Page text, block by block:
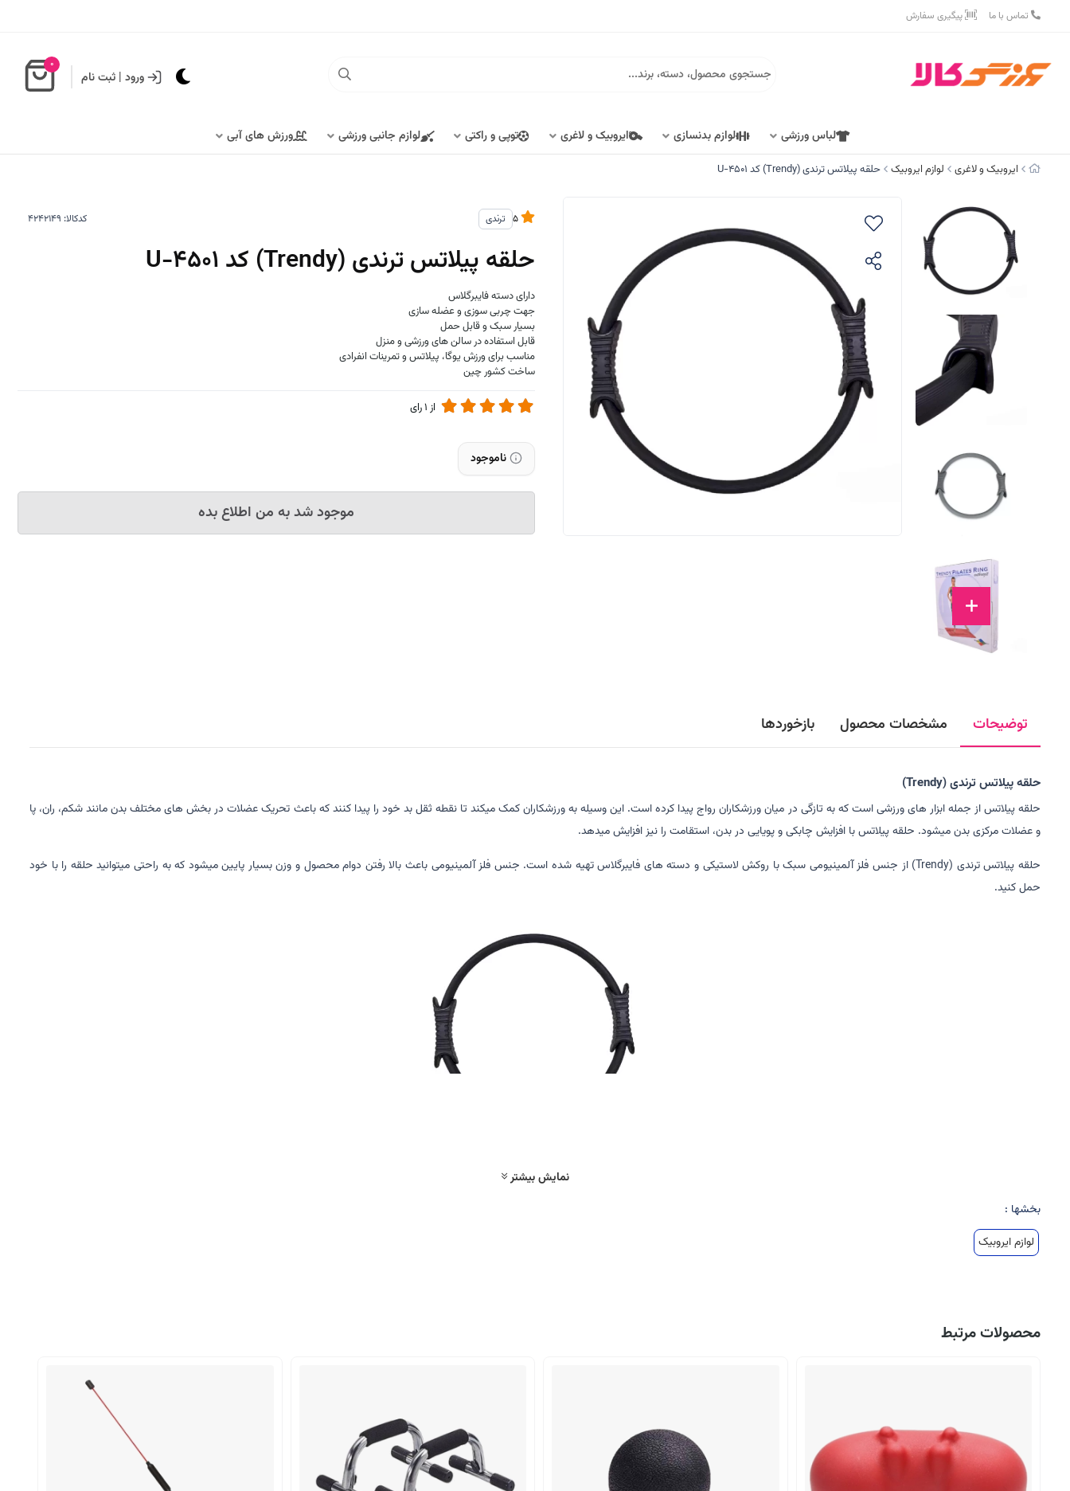
تماس با ما پیگیری سفارش
ورود | ثبت نام
0
لباس ورزشی لوازم بدنسازی ایروبیک و لاغری توپی و راکتی لوازم جانبی ورزشی ورزش های آبی
ایروبیک و لاغری لوازم ایروبیک حلقه پیلاتس ترندی (Trendy) کد U-4501
ترندی کدکالا:
حلقه پیلاتس ترندی (Trendy) کد U-4501
دارای دسته فایبرگلاس
جهت چربی سوزی و عضله سازی
بسیار سبک و قابل حمل
قابل استفاده در سالن های ورزشی و منزل
مناسب برای ورزش یوگا، پیلاتس و تمرینات انفرادی
ساخت کشور چین
از 1رای
ناموجود
موجود شد به من اطلاع بده
توضیحات مشخصات محصول بازخوردها
حلقه پیلاتس ترندی (Trendy)
حلقه پیلاتس از جمله ابزار های ورزشی است که به تازگی در میان ورزشکاران رواج پیدا کرده است. این وسیله به ورزشکاران کمک میکند تا نقطه ثقل بد خود را پیدا کنند که باعث تحریک عضلات در بخش های مختلف بدن مانند شکم، ران، پا
و عضلات مرکزی بدن میشود. حلقه پیلاتس با افزایش چابکی و پویایی در بدن، استقامت را نیز افزایش میدهد.
حلقه پیلاتس ترندی (Trendy) از جنس فلز آلمینیومی سبک با روکش لاستیکی و دسته های فایبرگلاس تهیه شده است. جنس فلز آلمینیومی باعث بالا رفتن دوام محصول و وزن بسیار پایین میشود که به راحتی میتوانید حلقه را با خود
حمل کنید.
نمایش بیشتر
بخشها :
لوازم ایروبیک
محصولات مرتبط